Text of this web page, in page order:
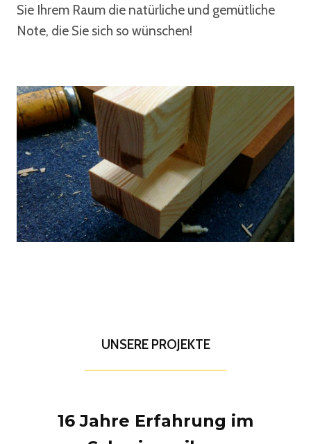
Sie Ihrem Raum die natürliche und gemütliche
Note, die Sie sich so wünschen!
UNSERE PROJEKTE
16 Jahre Erfahrung im